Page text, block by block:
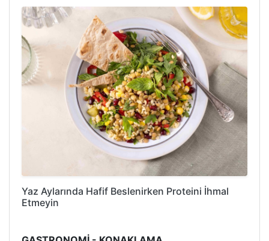
Yaz Aylarında Hafif Beslenirken Proteini İhmal
Etmeyin